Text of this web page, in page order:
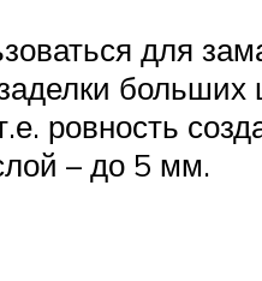
для
больших
ровность
– до 5 мм.